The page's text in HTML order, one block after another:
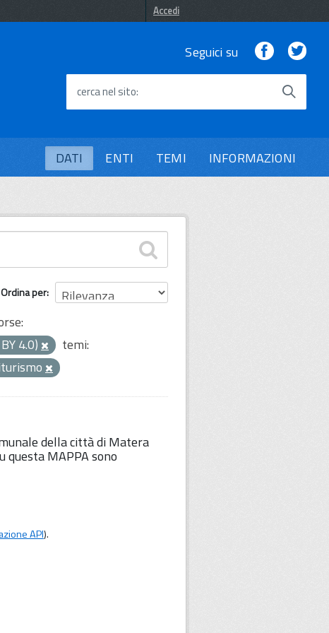
Accedi
Seguici su Facebook
cerca nel sito
DATI ENTI TEMI INFORMAZIONI
Ordina per
4.0)
temi:
della città di Matera
questa MAPPA sono
API).